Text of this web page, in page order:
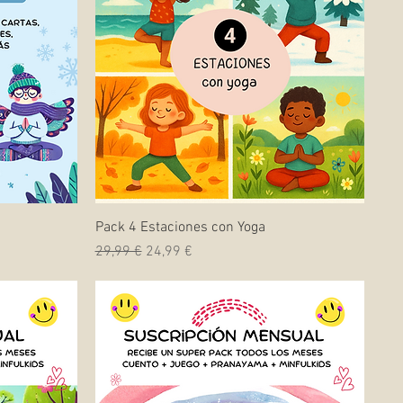
Vista rápida
Pack 4 Estaciones con Yoga
Precio
29,99 € Precio de oferta
24,99 €